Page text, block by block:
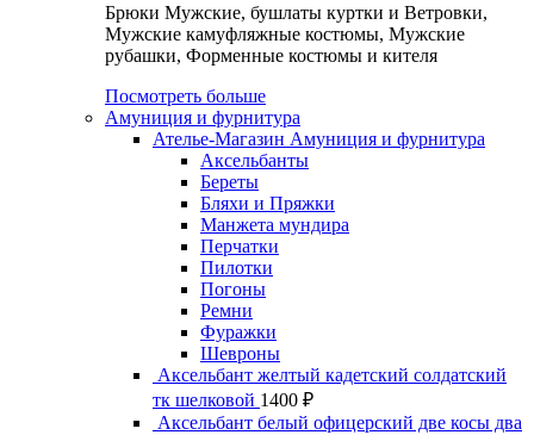
Брюки Мужские, бушлаты куртки и Ветровки,
Мужские камуфляжные костюмы, Мужские
рубашки, Форменные костюмы и кителя
Посмотреть больше
Амуниция и фурнитура
Ателье-Магазин Амуниция и фурнитура
Аксельбанты
Береты
Бляхи и Пряжки
Манжета мундира
Перчатки
Пилотки
Погоны
Ремни
Фуражки
Шевроны
Аксельбант желтый кадетский солдатский
тк шелковой 1400 ₽
Аксельбант белый офицерский две косы два